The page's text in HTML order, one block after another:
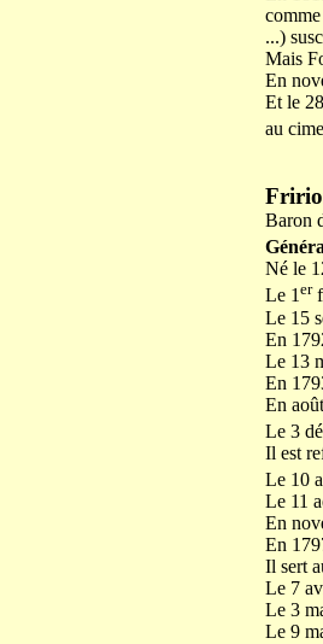
...)
Mais
En
Et le
au
Baron
Né le
Le 1er
Le 15
En
Le 13
En
En
Le 3
Il est
Le 10
Le 11
En
En
Il sert
Le 7
Le 3
Le 9